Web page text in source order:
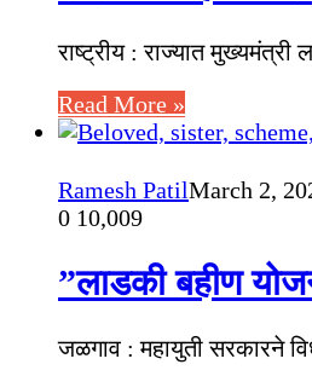
राष्ट्रीय : राज्यात
Read More »
Ramesh PatilMarch 2,
0 10,009
”लाडकी बहीण
जळगाव : महायुती सरकारने